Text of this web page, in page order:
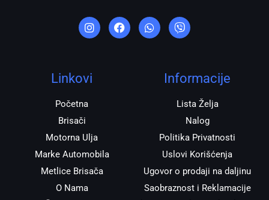
n
s
t
r
a
a
c
e
h
a
t
i
b
e
Linkovi
Početna
Brisači
Motorna Ulja
Marke Automobila
Metlice Brisača
O Nama
Informacije
Lista Želja
Nalog
Politika Privatnosti
Uslovi Korišćenja
Ugovor o prodaji na daljinu
Saobraznost i Reklamacije